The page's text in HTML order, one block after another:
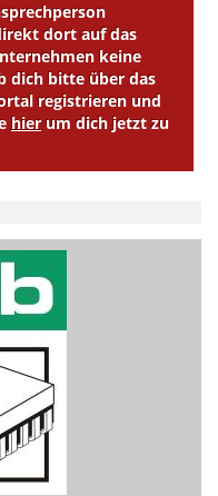
dort auf das
keine
dich bitte über das
registrieren und
hier um dich jetzt zu